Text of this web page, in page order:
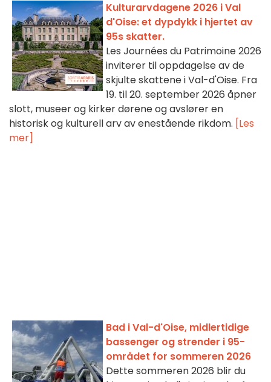
Kulturarvdagene 2026 i Val
d'Oise: et dypdykk i hjertet av
95s skatter.
Les Journées du Patrimoine 2026
inviterer til oppdagelse av de
skjulte skattene i Val-d'Oise. Fra
19. til 20. september 2026 åpner
slott, museer og kirker dørene og avslører en
historisk og kulturell arv av enestående rikdom. [Les
mer]
Bad i Val-d'Oise, midlertidige
bassenger og strender i 95-
området for sommeren 2026
Dette sommeren 2026 blir du